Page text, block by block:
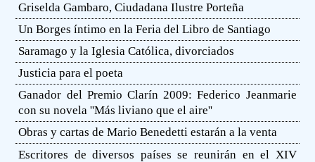
Griselda Gambaro, Ciudadana Ilustre Porteña
Un Borges íntimo en la Feria del Libro de Santiago
Saramago y la Iglesia Católica, divorciados
Justicia para el poeta
Ganador del Premio Clarín 2009: Federico Jeanmarie
con su novela ''Más liviano que el aire''
Obras y cartas de Mario Benedetti estarán a la venta
Escritores de diversos países se reunirán en el XIV